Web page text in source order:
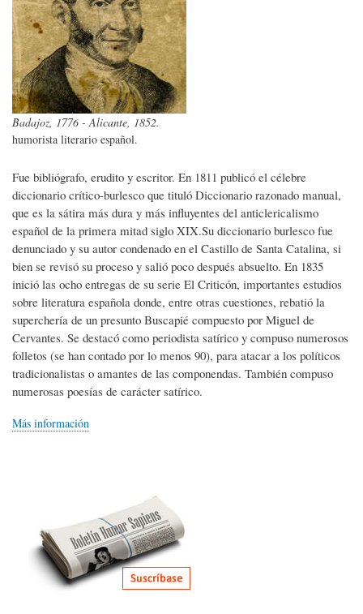
Badajoz, 1776 - Alicante, 1852.
humorista literario español.
Fue bibliógrafo, erudito y escritor. En 1811 publicó el célebre
diccionario crítico-burlesco que tituló Diccionario razonado manual,
que es la sátira más dura y más influyentes del anticlericalismo
español de la primera mitad siglo XIX.Su diccionario burlesco fue
denunciado y su autor condenado en el Castillo de Santa Catalina, si
bien se revisó su proceso y salió poco después absuelto. En 1835
inició las ocho entregas de su serie El Criticón, importantes estudios
sobre literatura española donde, entre otras cuestiones, rebatió la
superchería de un presunto Buscapié compuesto por Miguel de
Cervantes. Se destacó como periodista satírico y compuso numerosos
folletos (se han contado por lo menos 90), para atacar a los políticos
tradicionalistas o amantes de las componendas. También compuso
numerosas poesías de carácter satírico.
Más información